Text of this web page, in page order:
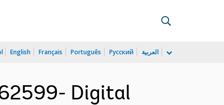
English Français Português Русский العربية
Digital